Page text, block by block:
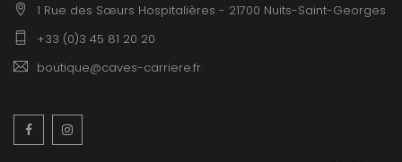
1 Rue des Sœurs Hospitalières - 21700 Nuits-Saint-Georges
+33 (0)3 45 81 20 20
boutique@caves-carriere.fr
Facebook